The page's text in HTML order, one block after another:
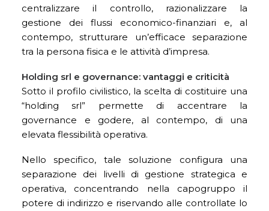
centralizzare il controllo, razionalizzare la
gestione dei flussi economico-finanziari e, al
contempo, strutturare un’efficace separazione
tra la persona fisica e le attività d’impresa.
Holding srl e governance: vantaggi e criticità
Sotto il profilo civilistico, la scelta di costituire una
“holding srl” permette di accentrare la
governance e godere, al contempo, di una
elevata flessibilità operativa.
Nello specifico, tale soluzione configura una
separazione dei livelli di gestione strategica e
operativa, concentrando nella capogruppo il
potere di indirizzo e riservando alle controllate lo